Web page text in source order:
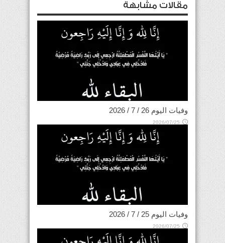
مقالات مشابهة
وفيات اليوم 26 / 7 / 2026
2026/07/25
وفيات اليوم 25 / 7 / 2026
2026/07/25